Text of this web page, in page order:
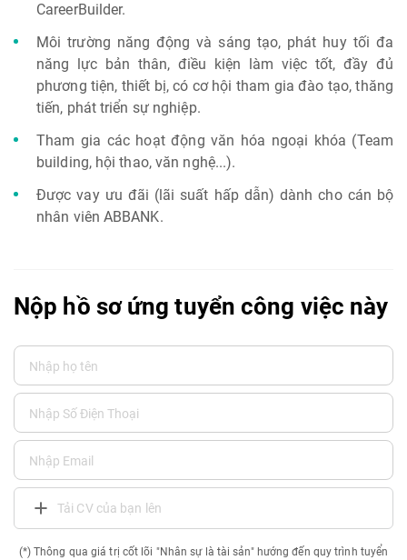
CareerBuilder.
Môi trường năng động và sáng tạo, phát huy tối đa
năng lực bản thân, điều kiện làm việc tốt, đầy đủ
phương tiện, thiết bị, có cơ hội tham gia đào tạo, thăng
tiến, phát triển sự nghiệp.
Tham gia các hoạt động văn hóa ngoại khóa (Team
building, hội thao, văn nghệ...).
Được vay ưu đãi (lãi suất hấp dẫn) dành cho cán bộ
nhân viên ABBANK.
Nộp hồ sơ ứng tuyển công việc này
Tải CV của bạn lên
(*) Thông qua giá trị cốt lõi "Nhân sự là tài sản" hướng đến quy trình tuyển